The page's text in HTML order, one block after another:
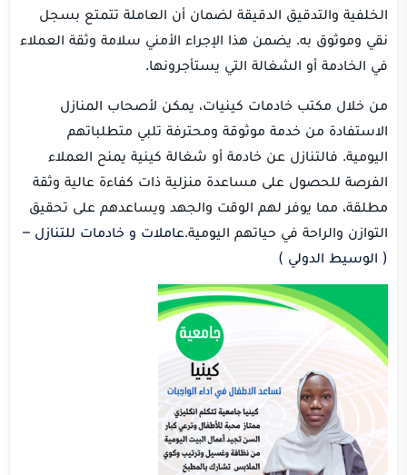
الخلفية والتدقيق الدقيقة لضمان أن العاملة تتمتع بسجل
نقي وموثوق به. يضمن هذا الإجراء الأمني سلامة وثقة العملاء
في الخادمة أو الشغالة التي يستأجرونها.
من خلال مكتب خادمات كينيات، يمكن لأصحاب المنازل
الاستفادة من خدمة موثوقة ومحترفة تلبي متطلباتهم
اليومية. فالتنازل عن خادمة أو شغالة كينية يمنح العملاء
الفرصة للحصول على مساعدة منزلية ذات كفاءة عالية وثقة
مطلقة، مما يوفر لهم الوقت والجهد ويساعدهم على تحقيق
التوازن والراحة في حياتهم اليومية.عاملات و خادمات للتنازل –
( الوسيط الدولي )